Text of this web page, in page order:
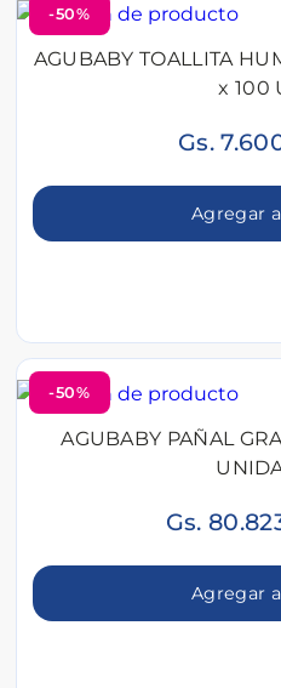
-50%
AGUBABY TOALLITA
x 100
Gs.
Agregar
-50%
AGUBABY PAÑAL
Gs.
Agregar